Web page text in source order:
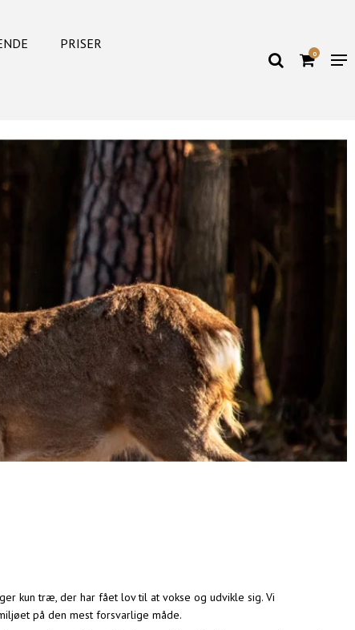
PRISER
0
kun træ, der har fået lov til at vokse og udvikle sig. Vi
på den mest forsvarlige måde.